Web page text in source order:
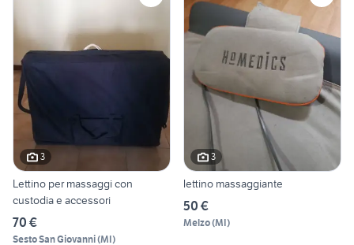
3
Lettino per massaggi con
custodia e accessori
70 €
Sesto San Giovanni(MI)
3
lettino massaggiante
50 €
Melzo(MI)